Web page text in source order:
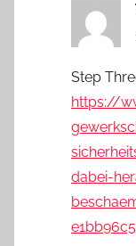
Step
https://
dabei-